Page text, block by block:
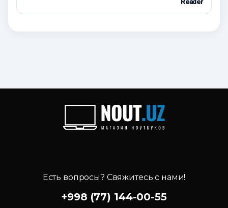
Reader
Есть вопросы? Свяжитесь с нами!
+998 (77) 144-00-55